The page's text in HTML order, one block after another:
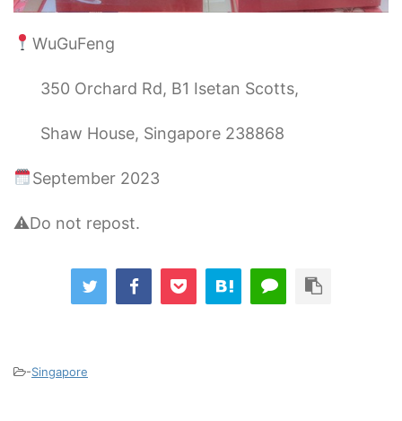
WuGuFeng
350 Orchard Rd, B1 Isetan Scotts,
Shaw House, Singapore 238868
September 2023
⚠︎Do not repost.
-Singapore